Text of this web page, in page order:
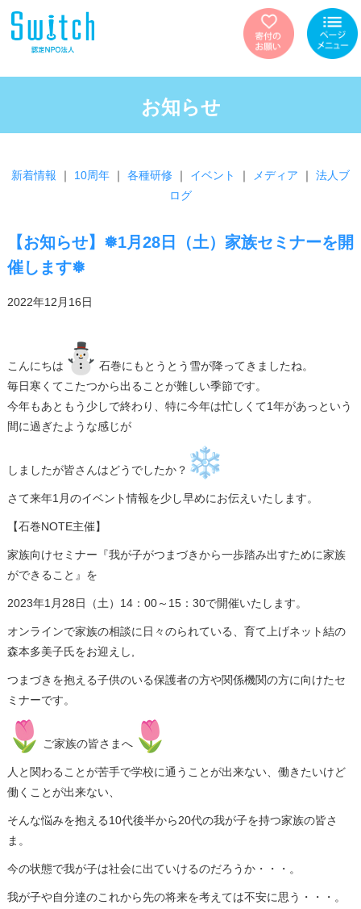
お知らせ
新着情報 ｜ 10周年｜ 各種研修｜ イベント ｜ メディア ｜ 法人ブ
ログ
【お知らせ】❅1月28日（土）家族セミナーを開
催します❅
2022年12月16日
こんにちは
石巻にもとうとう雪が降ってきましたね。
毎日寒くてこたつから出ることが難しい季節です。
今年もあともう少しで終わり、特に今年は忙しくて1年があっという
間に過ぎたような感じが
しましたが皆さんはどうでしたか？
さて来年1月のイベント情報を少し早めにお伝えいたします。
【石巻NOTE主催】
家族向けセミナー『我が子がつまづきから一歩踏み出すために家族
ができること』を
2023年1月28日（土）14：00～15：30で開催いたします。
オンラインで家族の相談に日々のられている、育て上げネット結の
森本多美子氏をお迎えし,
つまづきを抱える子供のいる保護者の方や関係機関の方に向けたセ
ミナーです。
ご家族の皆さまへ
人と関わることが苦手で学校に通うことが出来ない、働きたいけど
働くことが出来ない、
そんな悩みを抱える10代後半から20代の我が子を持つ家族の皆さ
ま。
今の状態で我が子は社会に出ていけるのだろうか・・・。
我が子や自分達のこれから先の将来を考えては不安に思う・・・。